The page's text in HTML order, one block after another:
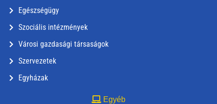
Egészségügy
Szociális intézmények
Városi gazdasági társaságok
Szervezetek
Egyházak
Egyéb